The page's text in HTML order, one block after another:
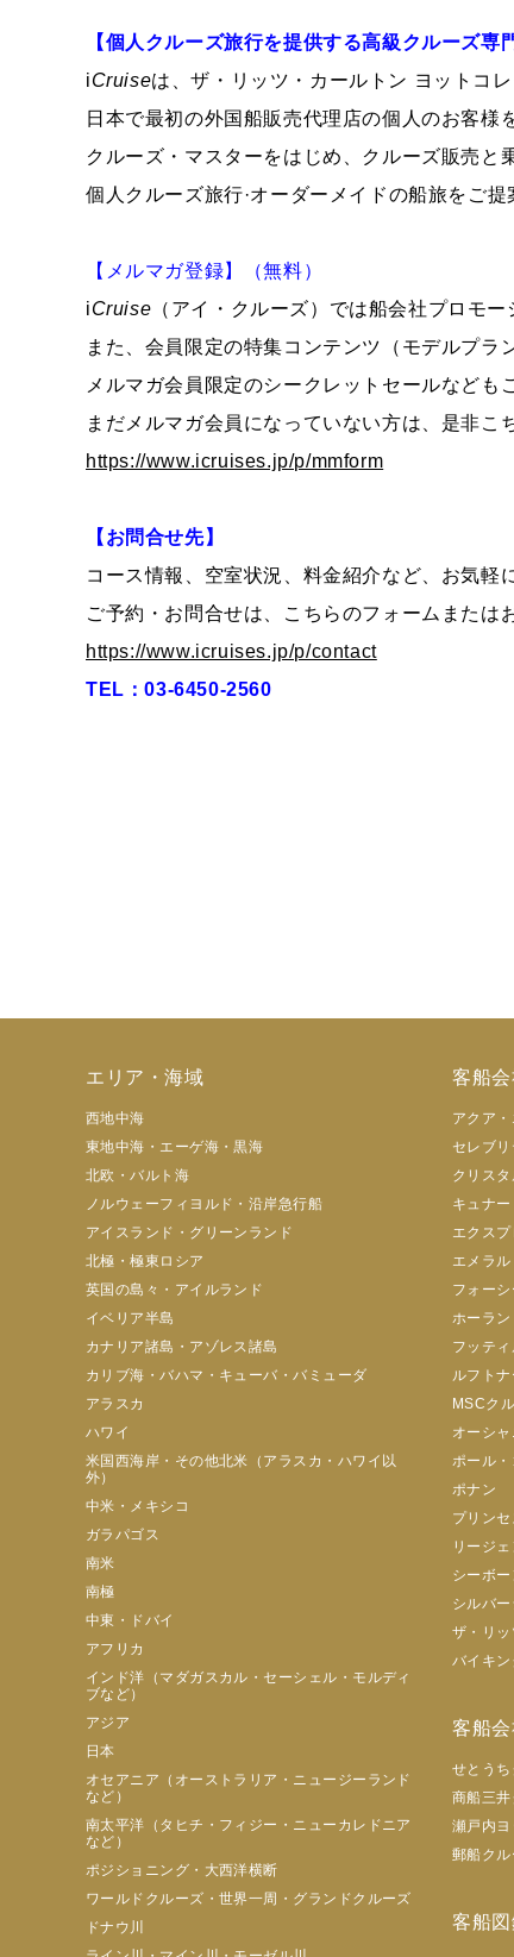
【個人クルーズ旅行を提供する高級クルーズ専
iCruiseは、ザ・リッツ・カールトン ヨットコ
日本で最初の外国船販売代理店の個人のお客様
クルーズ・マスターをはじめ、クルーズ販売と
個人クルーズ旅行·オーダーメイドの船旅をご提
【メルマガ登録】（無料）
iCruise （アイ・クルーズ）では船会社プロモー
また、会員限定の特集コンテンツ（モデルプラ
メルマガ会員限定のシークレットセールなども
まだメルマガ会員になっていない方は、是非こ
https://www.icruises.jp/p/mmform
【お問合せ先】
コース情報、空室状況、料金紹介など、お気軽
ご予約・お問合せは、こちらのフォームまたは
https://www.icruises.jp/p/contact
TEL：03-6450-2560
エリア・海域
西地中海
東地中海・エーゲ海・黒海
北欧・バルト海
ノルウェーフィヨルド・沿岸急行船
アイスランド・グリーンランド
北極・極東ロシア
英国の島々・アイルランド
イベリア半島
カナリア諸島・アゾレス諸島
カリブ海・バハマ・キューバ・バミューダ
アラスカ
ハワイ
米国西海岸・その他北米（アラスカ・ハワイ以
外）
中米・メキシコ
ガラパゴス
南米
南極
中東・ドバイ
アフリカ
インド洋（マダガスカル・セーシェル・モルディ
ブなど）
アジア
日本
オセアニア（オーストラリア・ニュージーランド
など）
南太平洋（タヒチ・フィジー・ニューカレドニア
など）
ポジショニング・大西洋横断
ワールドクルーズ・世界一周・グランドクルーズ
ドナウ川
客船会
アクア
セレブ
クリスタ
キュナ
エクス
エメラ
フォーシ
ホーラ
フッテ
ルフト
MSCク
オーシ
ポール
ポナン
プリン
リージ
シーボー
シルバ
ザ・リ
バイキ
客船会
せとうち
商船三
瀬戸内
郵船クル
客船